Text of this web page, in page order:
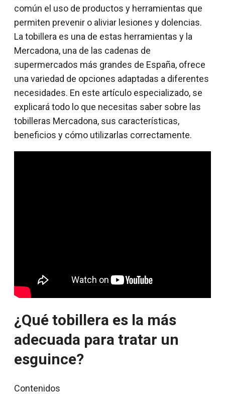
común el uso de productos y herramientas que
permiten prevenir o aliviar lesiones y dolencias.
La tobillera es una de estas herramientas y la
Mercadona, una de las cadenas de
supermercados más grandes de España, ofrece
una variedad de opciones adaptadas a diferentes
necesidades. En este artículo especializado, se
explicará todo lo que necesitas saber sobre las
tobilleras Mercadona, sus características,
beneficios y cómo utilizarlas correctamente.
¿Qué tobillera es la más
adecuada para tratar un
esguince?
Contenidos